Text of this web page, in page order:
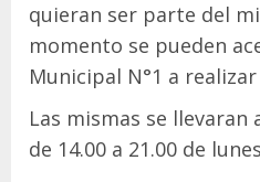
quieran ser parte del
momento se pueden
Municipal N°1 a
Las mismas se
de 14.00 a 21.00 de